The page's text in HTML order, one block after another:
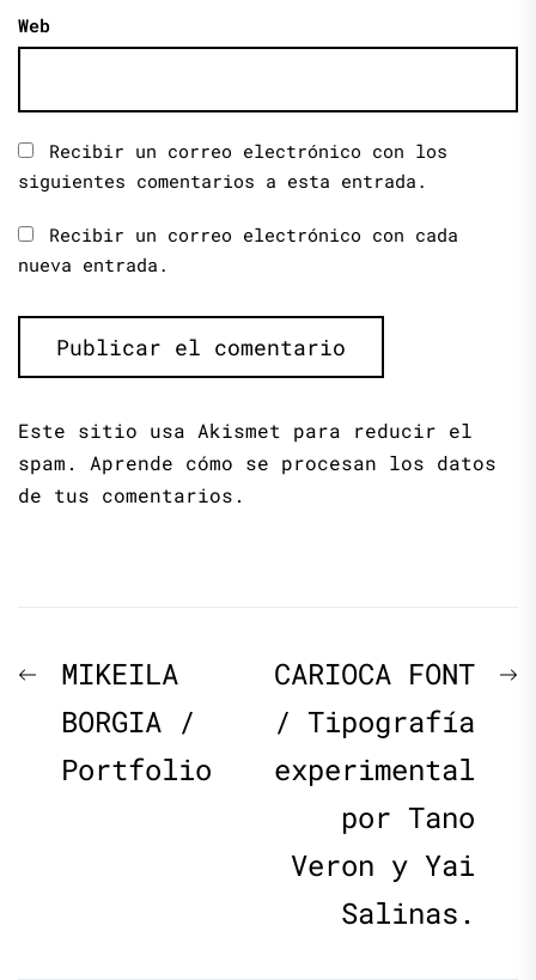
Web
Recibir un correo electrónico con los
siguientes comentarios a esta entrada.
Recibir un correo electrónico con cada
nueva entrada.
Este sitio usa Akismet para reducir el
spam. Aprende cómo se procesan los datos
de tus comentarios.
Navegación
de
entradas
Previous
post:
MIKEILA
BORGIA /
Portfolio
CARIOCA FONT
/ Tipografía
experimental
por Tano
Veron y Yai
Salinas.